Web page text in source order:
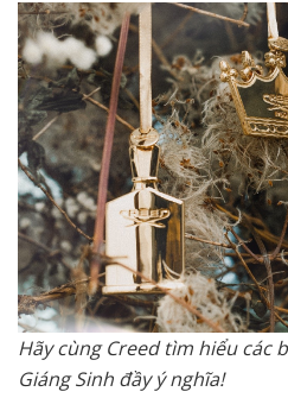
Hãy cùng Creed tìm hiểu các
Giáng Sinh đầy ý nghĩa!